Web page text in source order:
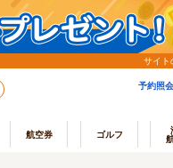
サイト
予約照
航空券 ゴルフ